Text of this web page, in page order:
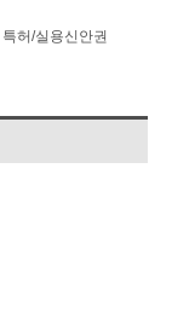
특허/실용신안권